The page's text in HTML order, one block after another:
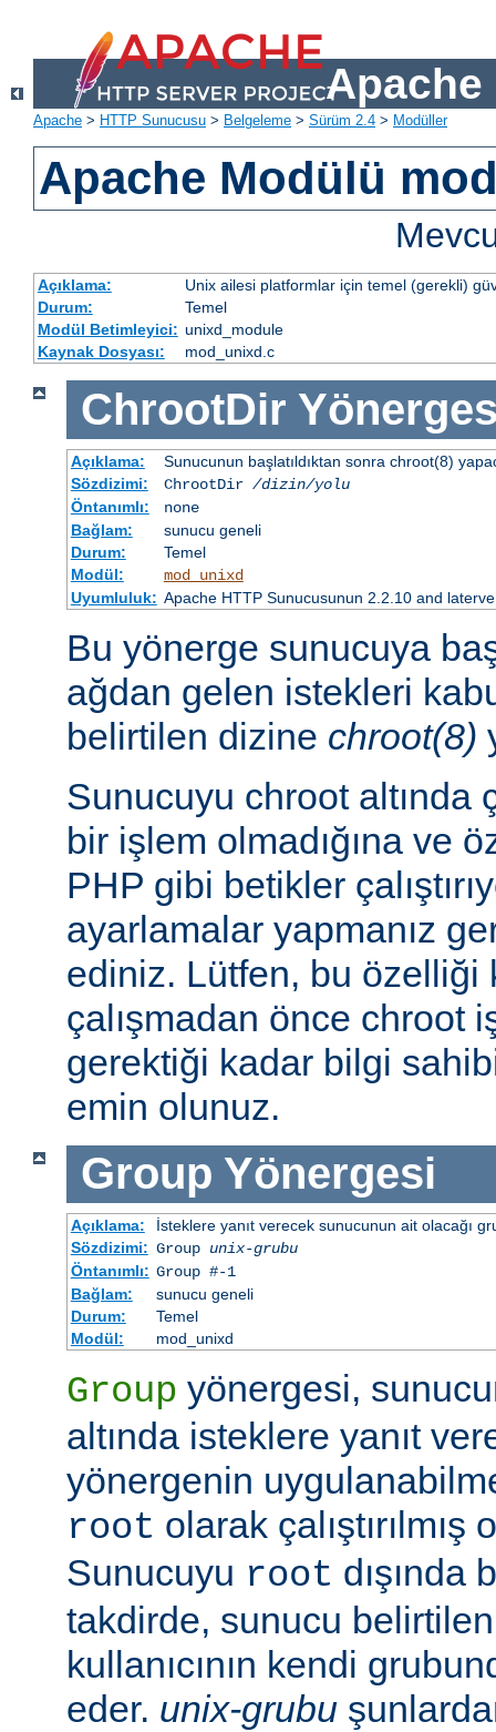
Apache
Apache > HTTP Sunucusu > Belgeleme > Sürüm 2.4 > Modüller
Apache Modülü
Açıklama:
Unix ailesi platformlar için temel (gerekli)
Durum:
Temel
Modül Betimleyici: unixd_module
Kaynak Dosyası:
mod_unixd.c
ChrootDir
Açıklama:
Sunucunun başlatıldıktan sonra chroot(8)
Sözdizimi:
ChrootDir /dizin/yolu
Öntanımlı:
none
Bağlam:
sunucu geneli
Durum:
Temel
Modül:
mod_unixd
Uyumluluk: Apache HTTP Sunucusunun 2.2.10 and
Bu yönerge sunucuya
ağdan gelen istekleri
belirtilen dizine chroot(8)
Sunucuyu chroot altında
bir işlem olmadığına ve
PHP gibi betikler
ayarlamalar yapmanız
ediniz. Lütfen, bu özelliği
çalışmadan önce chroot
gerektiği kadar bilgi
emin olunuz.
Group Yönergesi
Açıklama:
İsteklere yanıt verecek sunucunun ait olacağı
Sözdizimi: Group unix-grubu
Öntanımlı: Group #-1
Bağlam:
sunucu geneli
Durum:
Temel
Modül:
mod_unixd
Group yönergesi,
altında isteklere yanıt
yönergenin
root olarak çalıştırılmış
Sunucuyu root dışında
takdirde, sunucu
kullanıcının kendi
eder. unix-grubu